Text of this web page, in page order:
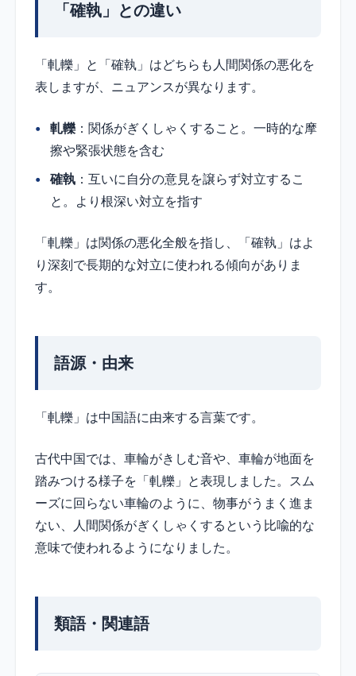
「確執」との違い
「軋轢」と「確執」はどちらも人間関係の悪化を
表しますが、ニュアンスが異なります。
軋轢：関係がぎくしゃくすること。一時的な摩
擦や緊張状態を含む
確執 ：互いに自分の意見を譲らず対立するこ
と。より根深い対立を指す
「軋轢」は関係の悪化全般を指し、「確執」はよ
り深刻で長期的な対立に使われる傾向がありま
す。
語源・由来
「軋轢」は中国語に由来する言葉です。
古代中国では、車輪がきしむ音や、車輪が地面を
踏みつける様子を「軋轢」と表現しました。スム
ーズに回らない車輪のように、物事がうまく進ま
ない、人間関係がぎくしゃくするという比喩的な
意味で使われるようになりました。
類語・関連語